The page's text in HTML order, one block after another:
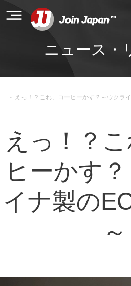
ニュース・
- えっ！？これ、コーヒーかす？～ウクラ
えっ！？
ヒーかす
イナ製の
～